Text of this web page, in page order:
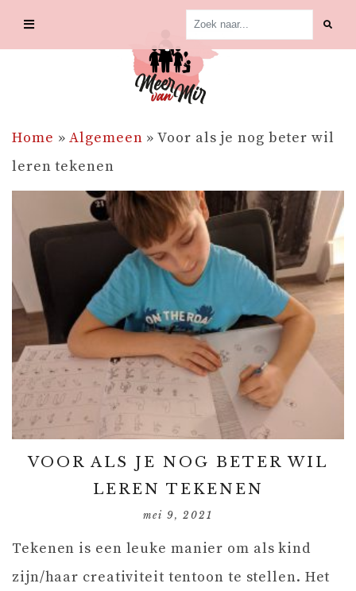
Home »Algemeen »Voor als je nog beter wil
leren tekenen
VOOR ALS JE NOG BETER WIL
LEREN TEKENEN
mei 9, 2021
Tekenen is een leuke manier om als kind
zijn/haar creativiteit tentoon te stellen. Het